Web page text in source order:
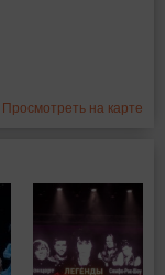
Просмотреть на карте